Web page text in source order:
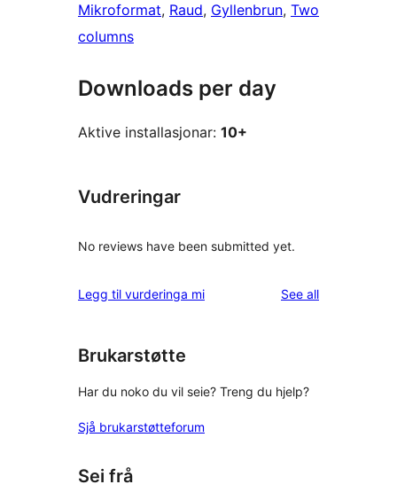
Mikroformat, Raud, Gyllenbrun, Two
columns
Downloads per day
Aktive installasjonar: 10+
Vudreringar
No reviews have been submitted yet.
Legg til vurderinga mi See allreviews
Brukarstøtte
Har du noko du vil seie? Treng du hjelp?
Sjå brukarstøtteforum
Sei frå